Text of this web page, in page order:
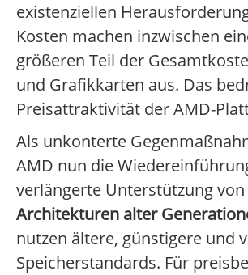
existenziellen
Kosten machen inzwischen
größeren Teil der
und Grafikkarten aus. Das
Preisattraktivität der AMD-
Als unkonterte
AMD nun die
verlängerte Unterstützung von
Architekturen alter
nutzen ältere, günstigere und
Speicherstandards. Für